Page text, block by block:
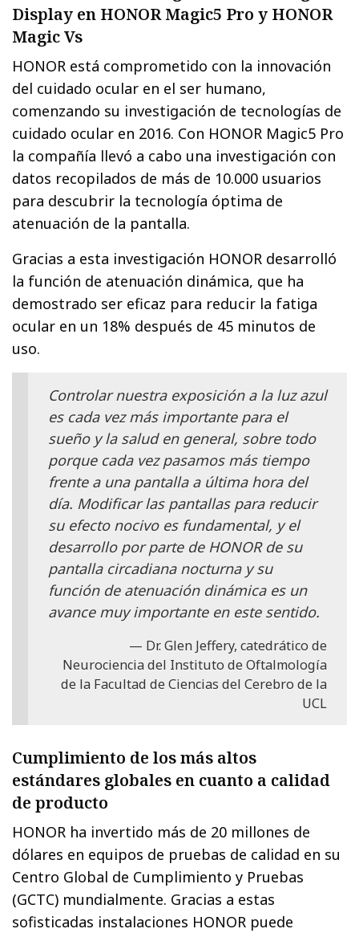
Display en HONOR Magic5 Pro y HONOR
Magic Vs
HONOR está comprometido con la innovación
del cuidado ocular en el ser humano,
comenzando su investigación de tecnologías de
cuidado ocular en 2016. Con HONOR Magic5 Pro
la compañía llevó a cabo una investigación con
datos recopilados de más de 10.000 usuarios
para descubrir la tecnología óptima de
atenuación de la pantalla.
Gracias a esta investigación HONOR desarrolló
la función de atenuación dinámica, que ha
demostrado ser eficaz para reducir la fatiga
ocular en un 18% después de 45 minutos de
uso.
Controlar nuestra exposición a la luz azul
es cada vez más importante para el
sueño y la salud en general, sobre todo
porque cada vez pasamos más tiempo
frente a una pantalla a última hora del
día. Modificar las pantallas para reducir
su efecto nocivo es fundamental, y el
desarrollo por parte de HONOR de su
pantalla circadiana nocturna y su
función de atenuación dinámica es un
avance muy importante en este sentido.
Dr. Glen Jeffery, catedrático de
Neurociencia del Instituto de Oftalmología
de la Facultad de Ciencias del Cerebro de la
UCL
Cumplimiento de los más altos
estándares globales en cuanto a calidad
de producto
HONOR ha invertido más de 20 millones de
dólares en equipos de pruebas de calidad en su
Centro Global de Cumplimiento y Pruebas
(GCTC) mundialmente. Gracias a estas
sofisticadas instalaciones HONOR puede